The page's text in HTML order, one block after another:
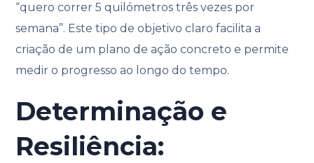
“quero correr 5 quilómetros três vezes por
semana”. Este tipo de objetivo claro facilita a
criação de um plano de ação concreto e permite
medir o progresso ao longo do tempo.
Determinação e
Resiliência: